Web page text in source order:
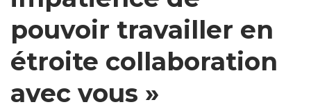
pouvoir travailler en
étroite collaboration
avec vous »